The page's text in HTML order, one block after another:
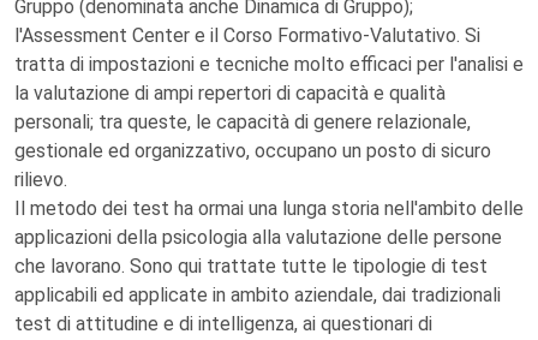
Gruppo (denominata anche Dinamica di Gruppo);
l'Assessment Center e il Corso Formativo-Valutativo. Si
tratta di impostazioni e tecniche molto efficaci per l'analisi e
la valutazione di ampi repertori di capacità e qualità
personali; tra queste, le capacità di genere relazionale,
gestionale ed organizzativo, occupano un posto di sicuro
rilievo.
Il metodo dei test ha ormai una lunga storia nell'ambito delle
applicazioni della psicologia alla valutazione delle persone
che lavorano. Sono qui trattate tutte le tipologie di test
applicabili ed applicate in ambito aziendale, dai tradizionali
test di attitudine e di intelligenza, ai questionari di